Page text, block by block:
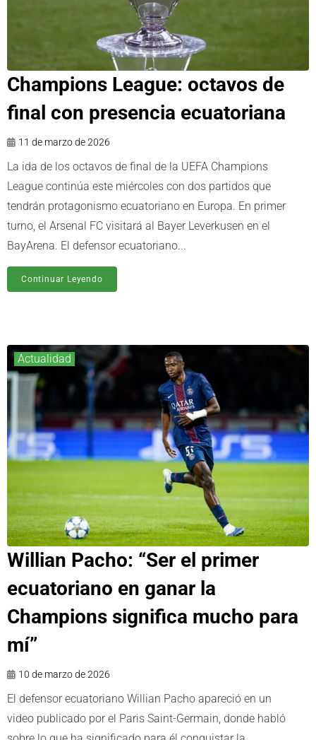
Champions League: octavos de
final con presencia ecuatoriana
11 de marzo de 2026
La ida de los octavos de final de la UEFA Champions
League continúa este miércoles con dos partidos que
tendrán protagonismo ecuatoriano en Europa. En primer
turno, el Arsenal FC visitará al Bayer Leverkusen en el
BayArena. El defensor ecuatoriano...
Continuar Leyendo
Actualidad
Willian Pacho: “Ser el primer
ecuatoriano en ganar la
Champions significa mucho para
mí”
10 de marzo de 2026
El defensor ecuatoriano Willian Pacho apareció en un
video publicado por el Paris Saint-Germain, donde habló